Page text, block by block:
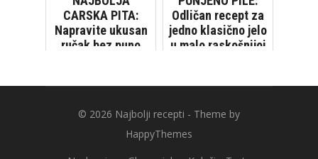
CARSKA PITA:
Napravite ukusan
ručak bez puno
Odličan recept za
jedno klasično jelo
u malo raskošnijoj
© 2026 Najbolji recepti - Theme by
HappyThemes